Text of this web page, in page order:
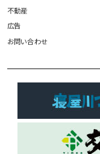
不動産
広告
お問い合わせ